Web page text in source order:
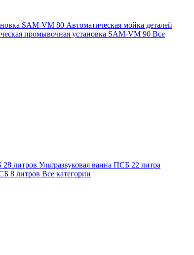
SAM-VM 80 Автоматическая мойка деталей
промывочная установка SAM-VM 90 Все
28 литров Ультразвуковая ванна ПСБ 22 литра
8 литров Все категории